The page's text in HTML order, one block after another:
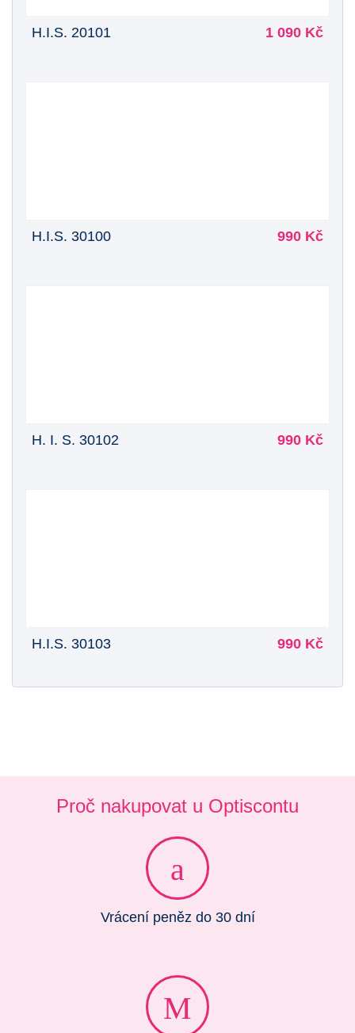
H.I.S. 20101 1 090 Kč
H.I.S. 30100 990 Kč
H. I. S. 30102 990 Kč
H.I.S. 30103 990 Kč
Proč nakupovat u Optiscontu
Vrácení peněz do 30 dní